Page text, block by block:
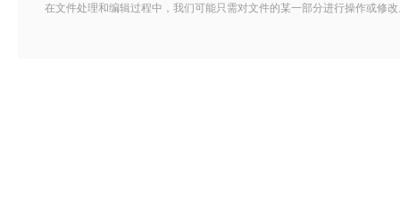
在文件处理和编辑过程中，我们可能只需对文件的某一部分进行操作或修